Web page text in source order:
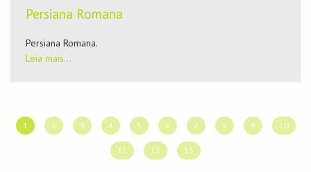
Persiana Romana
Persiana Romana.
Leia mais...
1 2 3 4 5 6 7 8 9 10
11 12 13